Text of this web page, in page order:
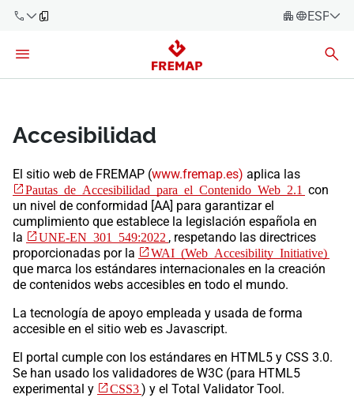
900 61 00
+34 91
900 61 00
61
Español
English
Asesorías
Trabajadores
Autónomos
Proveedores
Accesibilidad
​El sitio web de FREMAP (www.fremap.es) aplica las
Pautas de Accesibilidad para el Contenido Web 2.1​
con
un nivel de conformidad [AA] para garantizar el
cumplimiento que establece la legislación española en
la
UNE-EN 301 549:2022 , respetando las directrices
proporcionadas por la
WAI (Web Accesibility Initiative)
que marca los estándares internacionales en la creación
de contenidos webs accesibles en todo el mundo.
La tecnología de apoyo empleada y usada de forma
accesible en el sitio web es Javascript.
El portal cumple con los estándares en HTML5 y CSS 3.0.
Se han usado los validadores de W3C (para HTML5
experimental y
CSS3) y el Total Validator Tool.